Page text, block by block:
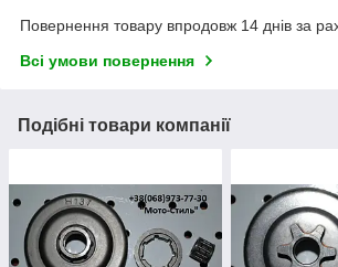
Повернення товару впродовж 14 днів за
Всі умови повернення
Подібні товари компанії